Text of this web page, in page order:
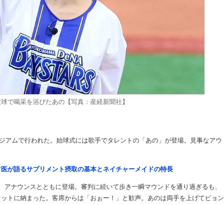
で喝采を浴びたあの【写真：産経新聞社】
ムで行われた。始球式には歌手でタレントの「あの」が登場。見事なアウ
が語るサプリメント摂取の基本とネイチャーメイドの特長
ナウンスとともに登場。審判に続いて歩き一瞬マウンドを通り過ぎるも、
トに納まった。客席からは「おぉー！」と歓声。あのは両手を上げてピョン